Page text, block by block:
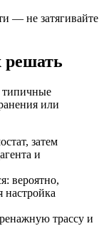
— не затягивайте
решать
или
затем
и
вероятно,
настройка
трассу и